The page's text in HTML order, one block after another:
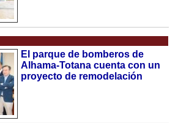
El parque de bomberos de
Alhama-Totana cuenta con un
proyecto de remodelación